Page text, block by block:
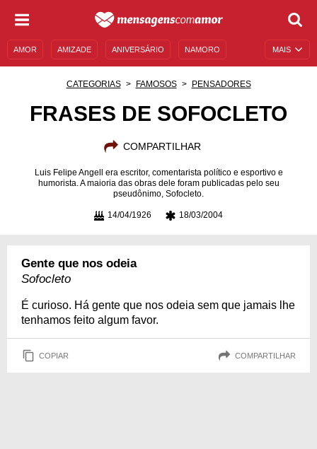
MAIS
AMOR AMIZADE ANIVERSÁRIO NAMORO
CATEGORIAS FAMOSOS PENSADORES
FRASES DE SOFOCLETO
COMPARTILHAR
Luis Felipe Angell era escritor, comentarista político e esportivo e
humorista. A maioria das obras dele foram publicadas pelo seu
pseudônimo, Sofocleto.
14/04/1926 18/03/2004
Gente que nos odeia
Sofocleto
É curioso. Há gente que nos odeia sem que jamais lhe
tenhamos feito algum favor.
COPIAR COMPARTILHAR